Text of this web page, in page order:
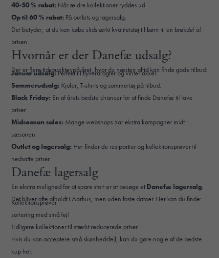
40-50 % rabat: Når ældre kollektioner ryddes ud.
Op til 60 % rabat: På outlets og lagersalg.
Det betyder, at du kan købe slidstærkt kvalitetstøj til børn til en brøkdel af
prisen.
Hvornår er der Danefæ udsalg?
Der er flere tidspunkter på året, hvor du næsten altid kan finde gode tilbud:
Januar udsalg:Perfekt til flyverdragter og vinterjakker.
Sommerudsalg: Kjoler, T-shirts og sommertøj på tilbud.
Black Friday: En af årets bedste chancer for at finde Danefæ til lave
priser.
Midseason sales: Mange webshops har ekstra kampagner midt i
sæsonen.
Outlet og lagersalg: Her finder du restpartier og kollektionsprøver til
nedsatte priser.
Danefæ lagersalg
En ekstra mulighed for at spare stort er at besøge et Danefæ lagersalg.
Det bliver ofte afholdt i Aarhus, men uden faste datoer. Her kan du finde:
Kollektionsprøver
sortering med små fejl
Tidligere kollektioner til stærkt reducerede priser
Hvis du kan acceptere små skønhedsfejl, kan du gøre nogle af de bedste
kup her.